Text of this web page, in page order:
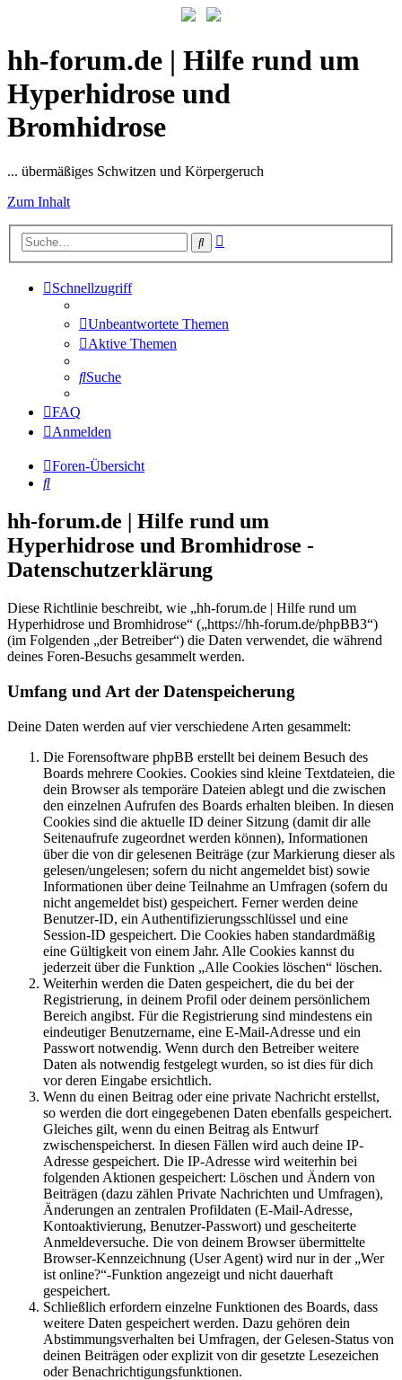
hh-forum.de | Hilfe rund um
Hyperhidrose und
Bromhidrose
... übermäßiges Schwitzen und Körpergeruch
Zum Inhalt
Suche
Schnellzugriff
Unbeantwortete Themen
Aktive Themen
Suche
FAQ
Anmelden
Foren-Übersicht
Suche
hh-forum.de | Hilfe rund um
Hyperhidrose und Bromhidrose -
Datenschutzerklärung
Diese Richtlinie beschreibt, wie „hh-forum.de | Hilfe rund um
Hyperhidrose und Bromhidrose“ („https://hh-forum.de/phpBB3“)
(im Folgenden „der Betreiber“) die Daten verwendet, die während
deines Foren-Besuchs gesammelt werden.
Umfang und Art der Datenspeicherung
Deine Daten werden auf vier verschiedene Arten gesammelt:
Die Forensoftware phpBB erstellt bei deinem Besuch des
Boards mehrere Cookies. Cookies sind kleine Textdateien, die
dein Browser als temporäre Dateien ablegt und die zwischen
den einzelnen Aufrufen des Boards erhalten bleiben. In diesen
Cookies sind die aktuelle ID deiner Sitzung (damit dir alle
Seitenaufrufe zugeordnet werden können), Informationen
über die von dir gelesenen Beiträge (zur Markierung dieser als
gelesen/ungelesen; sofern du nicht angemeldet bist) sowie
Informationen über deine Teilnahme an Umfragen (sofern du
nicht angemeldet bist) gespeichert. Ferner werden deine
Benutzer-ID, ein Authentifizierungsschlüssel und eine
Session-ID gespeichert. Die Cookies haben standardmäßig
eine Gültigkeit von einem Jahr. Alle Cookies kannst du
jederzeit über die Funktion „Alle Cookies löschen“ löschen.
Weiterhin werden die Daten gespeichert, die du bei der
Registrierung, in deinem Profil oder deinem persönlichem
Bereich angibst. Für die Registrierung sind mindestens ein
eindeutiger Benutzername, eine E-Mail-Adresse und ein
Passwort notwendig. Wenn durch den Betreiber weitere
Daten als notwendig festgelegt wurden, so ist dies für dich
vor deren Eingabe ersichtlich.
Wenn du einen Beitrag oder eine private Nachricht erstellst,
so werden die dort eingegebenen Daten ebenfalls gespeichert.
Gleiches gilt, wenn du einen Beitrag als Entwurf
zwischenspeicherst. In diesen Fällen wird auch deine IP-
Adresse gespeichert. Die IP-Adresse wird weiterhin bei
folgenden Aktionen gespeichert: Löschen und Ändern von
Beiträgen (dazu zählen Private Nachrichten und Umfragen),
Änderungen an zentralen Profildaten (E-Mail-Adresse,
Kontoaktivierung, Benutzer-Passwort) und gescheiterte
Anmeldeversuche. Die von deinem Browser übermittelte
Browser-Kennzeichnung (User Agent) wird nur in der „Wer
ist online?“-Funktion angezeigt und nicht dauerhaft
gespeichert.
Schließlich erfordern einzelne Funktionen des Boards, dass
weitere Daten gespeichert werden. Dazu gehören dein
Abstimmungsverhalten bei Umfragen, der Gelesen-Status von
deinen Beiträgen oder explizit von dir gesetzte Lesezeichen
oder Benachrichtigungsfunktionen.